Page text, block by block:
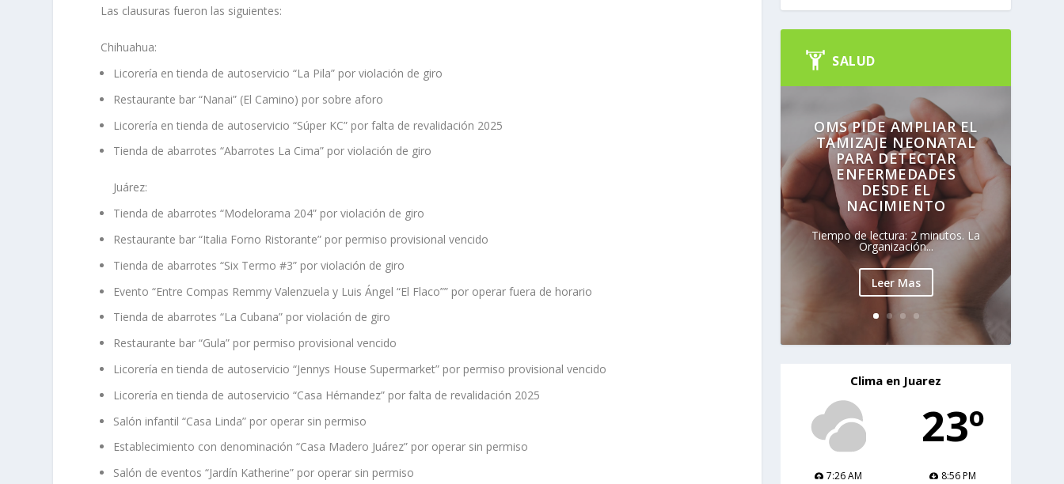
Las clausuras fueron las siguientes:
Chihuahua:
Licorería en tienda de autoservicio “La Pila” por violación de giro
Restaurante bar “Nanai” (El Camino) por sobre aforo
Licorería en tienda de autoservicio “Súper KC” por falta de revalidación 2025
Tienda de abarrotes “Abarrotes La Cima” por violación de giro
Juárez:
Tienda de abarrotes “Modelorama 204” por violación de giro
Restaurante bar “Italia Forno Ristorante” por permiso provisional vencido
Tienda de abarrotes “Six Termo #3” por violación de giro
Evento “Entre Compas Remmy Valenzuela y Luis Ángel “El Flaco”” por operar fuera de horario
Tienda de abarrotes “La Cubana” por violación de giro
Restaurante bar “Gula” por permiso provisional vencido
Licorería en tienda de autoservicio “Jennys House Supermarket” por permiso provisional vencido
Licorería en tienda de autoservicio “Casa Hérnandez” por falta de revalidación 2025
Salón infantil “Casa Linda” por operar sin permiso
Establecimiento con denominación “Casa Madero Juárez” por operar sin permiso
Salón de eventos “Jardín Katherine” por operar sin permiso
SALUD
OMS PIDE AMPLIAR EL
TAMIZAJE NEONATAL
PARA DETECTAR
ENFERMEDADES
DESDE EL
NACIMIENTO
Tiempo de lectura: 2 minutos. La
Organización...
Leer Mas
Clima en Juarez
23º
7:26 AM
8:56 PM